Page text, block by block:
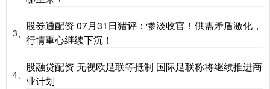
3、
股券通配资 07月31日猪评：惨淡收官！供需矛盾激化，
行情重心继续下沉！
4、
股融贷配资 无视欧足联等抵制 国际足联称将继续推进商
业计划